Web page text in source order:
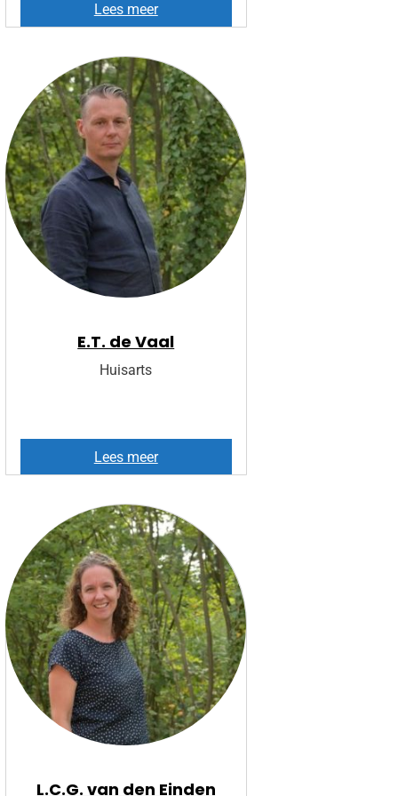
Lees meerI
l
e
E.T. de Vaal
Huisarts
Lees meerE
.
.
d
e
V
a
a
l
L.C.G. van den Einden